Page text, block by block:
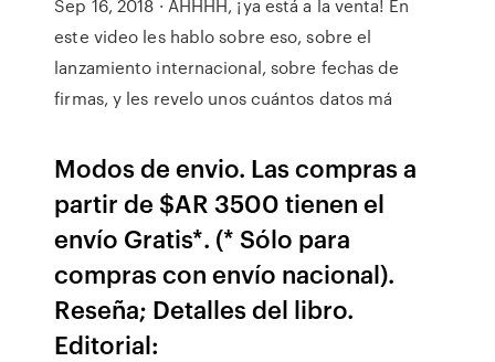
Sep 16, 2018 · AHHHH, ¡ya está a la venta! En
este video les hablo sobre eso, sobre el
lanzamiento internacional, sobre fechas de
firmas, y les revelo unos cuántos datos má
Modos de envio. Las compras a
partir de $AR 3500 tienen el
envío Gratis*. (* Sólo para
compras con envío nacional).
Reseña; Detalles del libro.
Editorial: